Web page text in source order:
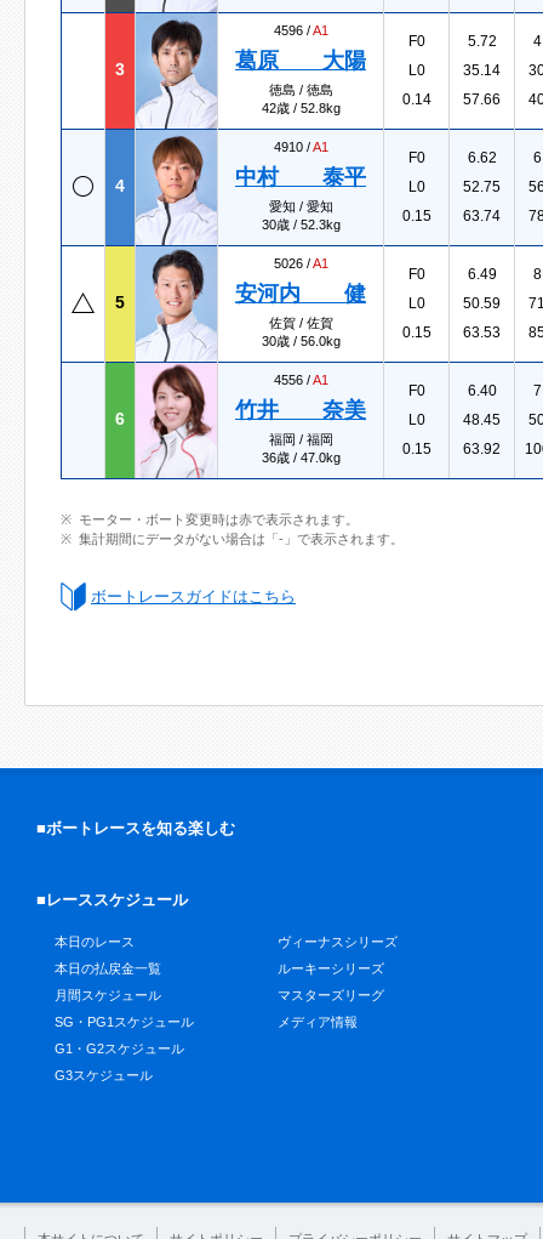
3
4596 /A1
葛原 大陽
徳島 / 徳島
42歳 / 52.8kg
F0
L0
0.14
5.72
35.14
57.66
4
4910 /A1
中村 泰平
愛知 / 愛知
30歳 / 52.3kg
F0
L0
0.15
6.62
52.75
63.74
5
5026 /A1
安河内 健
佐賀 / 佐賀
30歳 / 56.0kg
F0
L0
0.15
6.49
50.59
63.53
6
4556 /A1
竹井 奈美
福岡 / 福岡
36歳 / 47.0kg
F0
L0
0.15
6.40
48.45
63.92
モーター・ボート変更時は赤で表示されます。
集計期間にデータがない場合は「-」で表示されます。
ボートレースガイドはこちら
■ボートレースを知る楽しむ
■レーススケジュール
本日のレース
本日の払戻金一覧
月間スケジュール
SG・PG1スケジュール
G1・G2スケジュール
G3スケジュール
ヴィーナスシリーズ
ルーキーシリーズ
マスターズリーグ
メディア情報